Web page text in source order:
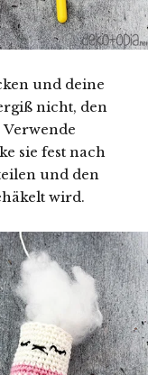
und deine
nicht, den
sie fest nach
und den
wird.